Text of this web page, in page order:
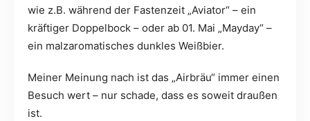
wie z.B. während der Fastenzeit „Aviator“ – ein
kräftiger Doppelbock – oder ab 01. Mai „Mayday“ –
ein malzaromatisches dunkles Weißbier.
Meiner Meinung nach ist das „Airbräu“ immer einen
Besuch wert – nur schade, dass es soweit draußen
ist.